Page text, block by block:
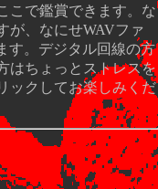
こで鑑賞できます。な
が、なにせWAVファ
す。デジタル回線の方
はちょっとストレスを
ックしてお楽しみくだ